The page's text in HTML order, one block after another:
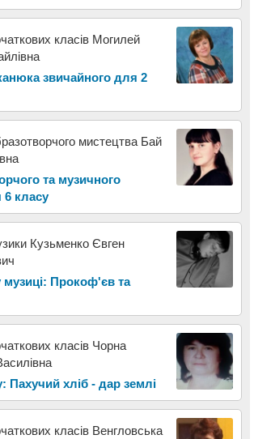
класів Могилей
звичайного для 2
мистецтва Бай
та музичного
6 класу
Кузьменко Євген
музиці: Прокоф'єв та
класів Чорна
Пахучий хліб - дар землі
класів Венгловська